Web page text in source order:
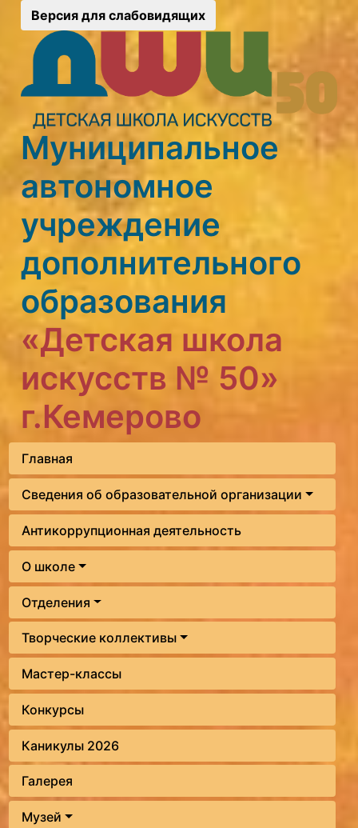
Версия для слабовидящих
Муниципальное
автономное
учреждение
дополнительного
образования
«Детская школа
искусств № 50»
г.Кемерово
Главная
Сведения об образовательной организации
Антикоррупционная деятельность
О школе
Отделения
Творческие коллективы
Мастер-классы
Конкурсы
Каникулы 2026
Галерея
Музей